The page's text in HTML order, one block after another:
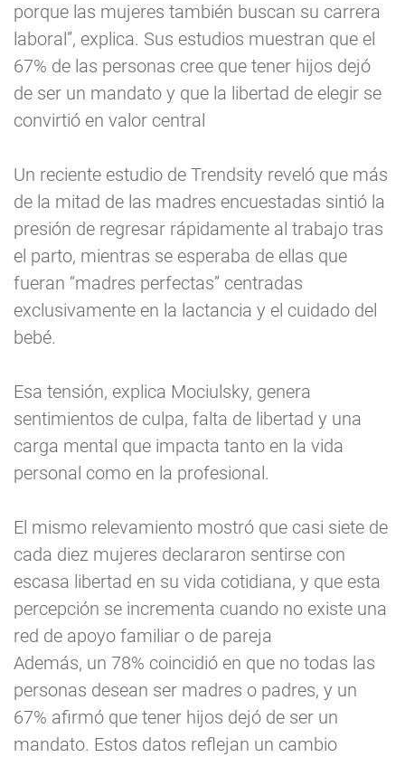
porque las mujeres también buscan su carrera
laboral”, explica. Sus estudios muestran que el
67% de las personas cree que tener hijos dejó
de ser un mandato y que la libertad de elegir se
convirtió en valor central
Un reciente estudio de Trendsity reveló que más
de la mitad de las madres encuestadas sintió la
presión de regresar rápidamente al trabajo tras
el parto, mientras se esperaba de ellas que
fueran “madres perfectas” centradas
exclusivamente en la lactancia y el cuidado del
bebé.
Esa tensión, explica Mociulsky, genera
sentimientos de culpa, falta de libertad y una
carga mental que impacta tanto en la vida
personal como en la profesional.
El mismo relevamiento mostró que casi siete de
cada diez mujeres declararon sentirse con
escasa libertad en su vida cotidiana, y que esta
percepción se incrementa cuando no existe una
red de apoyo familiar o de pareja
Además, un 78% coincidió en que no todas las
personas desean ser madres o padres, y un
67% afirmó que tener hijos dejó de ser un
mandato. Estos datos reflejan un cambio